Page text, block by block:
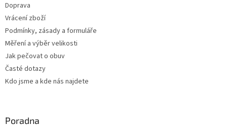
Doprava
Vrácení zboží
Podmínky, zásady a formuláře
Měření a výběr velikosti
Jak pečovat o obuv
Časté dotazy
Kdo jsme a kde nás najdete
Poradna